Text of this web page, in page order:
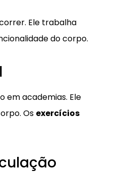
Ele trabalha
do corpo.
em academias. Ele
Os exercícios